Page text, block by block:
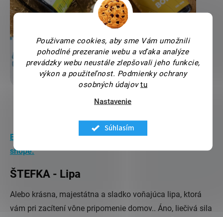
Použivame cookies, aby sme Vám umožnili
pohodlné prezeranie webu a vďaka analýze
prevádzky webu neustále zlepšovali jeho funkcie,
výkon a použiteľnost. Podmienky ochrany
osobných údajov tu
Nastavenie
Súhlasím
Edíciu VRÁSKOŽRÚT si môžete zaobstarať na našom e-
shope.
ŠTEFKA - Lipa
Alebo krásna, majestátna a sladko voňajúca lipa, ktorá
vám pri zacítení vône pripomenie domov.. Áno, liečivá sila